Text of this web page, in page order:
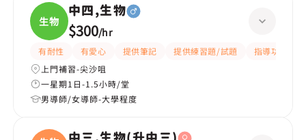
生物
中四,生物
$300/hr
有耐性 有愛心 提供筆記 提供練習題/試題 指導功課
上門補習-尖沙咀
一星期1日-1.5小時/堂
男導師/女導師-大學程度